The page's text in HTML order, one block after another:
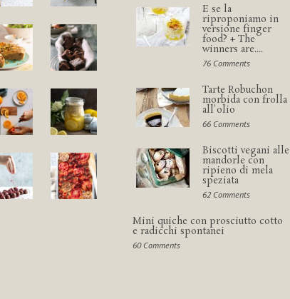
E se la
riproponiamo in
versione finger
food? + The
winners are....
76 Comments
Tarte Robuchon
morbida con frolla
all'olio
66 Comments
Biscotti vegani alle
mandorle con
ripieno di mela
speziata
62 Comments
Mini quiche con prosciutto cotto
e radicchi spontanei
60 Comments